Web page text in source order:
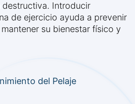
Introducir
de ejercicio ayuda a prevenir
su bienestar físico y
del Pelaje